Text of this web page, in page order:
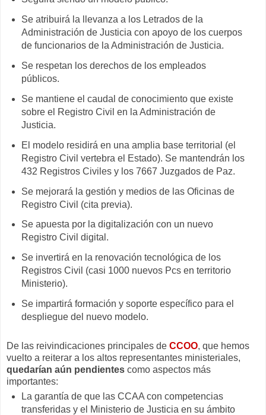
Se atribuirá la llevanza a los Letrados de la
Administración de Justicia con apoyo de los cuerpos
de funcionarios de la Administración de Justicia.
Se respetan los derechos de los empleados
públicos.
Se mantiene el caudal de conocimiento que existe
sobre el Registro Civil en la Administración de
Justicia.
El modelo residirá en una amplia base territorial (el
Registro Civil vertebra el Estado). Se mantendrán los
432 Registros Civiles y los 7667 Juzgados de Paz.
Se mejorará la gestión y medios de las Oficinas de
Registro Civil (cita previa).
Se apuesta por la digitalización con un nuevo
Registro Civil digital.
Se invertirá en la renovación tecnológica de los
Registros Civil (casi 1000 nuevos Pcs en territorio
Ministerio).
Se impartirá formación y soporte específico para el
despliegue del nuevo modelo.
De las reivindicaciones principales de CCOO, que hemos
vuelto a reiterar a los altos representantes ministeriales,
quedarían aún pendientes como aspectos más
importantes:
La garantía de que las CCAA con competencias
transferidas y el Ministerio de Justicia en su ámbito